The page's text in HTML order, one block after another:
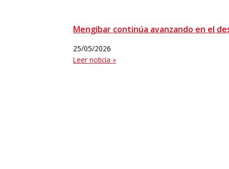
Mengíbar continúa avanzando en el
25/05/2026
Leer noticia »